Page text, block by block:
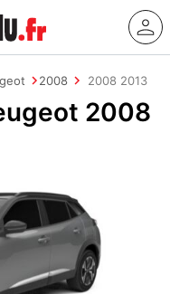
2008 2008 2013
2008